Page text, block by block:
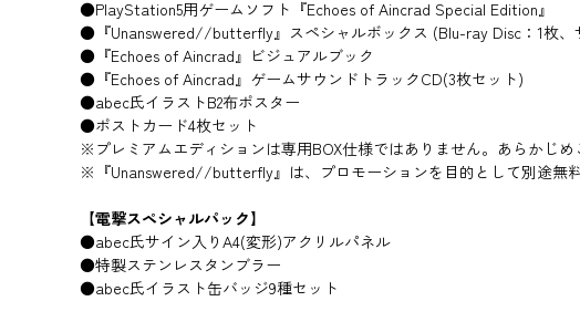
●PlayStation5用ゲームソフト『Echoes of Aincrad Special Edition』
●『Unanswered//butterfly』スペシャルボックス (Blu-ray Disc：1枚、
●『Echoes of Aincrad』ビジュアルブック
●『Echoes of Aincrad』ゲームサウンドトラックCD(3枚セット)
●abec氏イラストB2布ポスター
●ポストカード4枚セット
※プレミアムエディションは専用BOX仕様ではありません。あらかじめ
※『Unanswered//butterfly』は、プロモーションを目的として別途無
【電撃スペシャルパック】
●abec氏サイン入りA4(変形)アクリルパネル
●特製ステンレスタンブラー
●abec氏イラスト缶バッジ9種セット